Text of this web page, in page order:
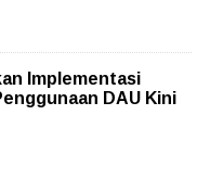
Implementasi
DAU Kini